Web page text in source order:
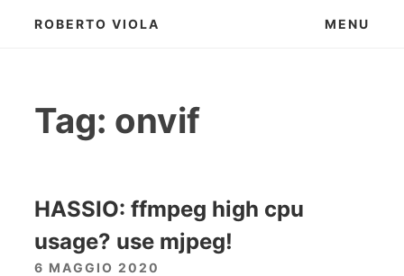
ROBERTO VIOLA MENU
Tag: onvif
HASSIO: ffmpeg high cpu
usage? use mjpeg!
6 MAGGIO 2020